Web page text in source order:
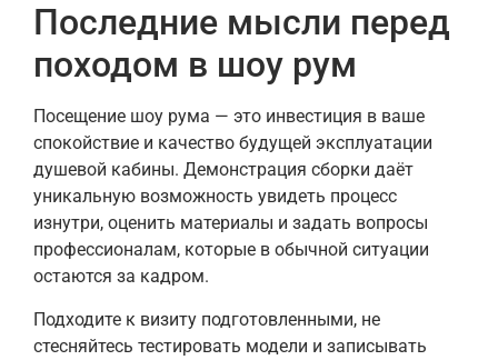
Последние мысли перед
походом в шоу рум
Посещение шоу рума — это инвестиция в ваше
спокойствие и качество будущей эксплуатации
душевой кабины. Демонстрация сборки даёт
уникальную возможность увидеть процесс
изнутри, оценить материалы и задать вопросы
профессионалам, которые в обычной ситуации
остаются за кадром.
Подходите к визиту подготовленными, не
стесняйтесь тестировать модели и записывать